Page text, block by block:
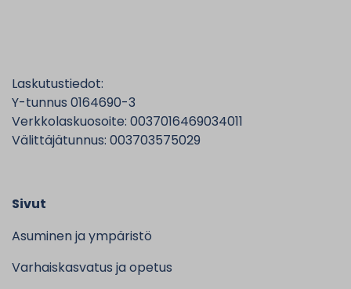
Laskutustiedot:
Y-tunnus 0164690-3
Verkkolaskuosoite: 0037016469034011
Välittäjätunnus: 003703575029
Sivut
Asuminen ja ympäristö
Varhaiskasvatus ja opetus